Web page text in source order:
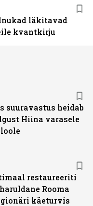
läkitavad
kvantkirju
suuravastus heidab
Hiina varasele
restaureeriti
Rooma
käeturvis